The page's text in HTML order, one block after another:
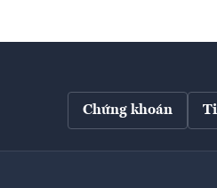
Chứng khoán